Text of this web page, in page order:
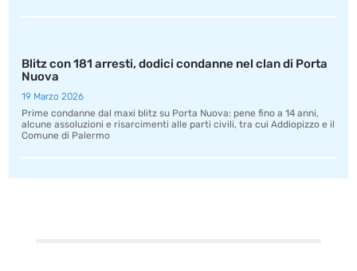
Blitz con 181 arresti, dodici condanne nel clan di Porta
Nuova
19 Marzo 2026
Prime condanne dal maxi blitz su Porta Nuova: pene fino a 14 anni,
alcune assoluzioni e risarcimenti alle parti civili, tra cui Addiopizzo e il
Comune di Palermo